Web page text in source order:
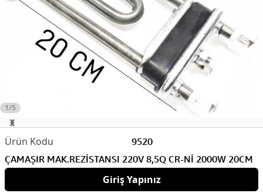
1/5
9520
ÇAMAŞIR MAK.REZİSTANSI 220V 8,5Q CR-Nİ 2000W 20CM
Giriş Yapınız